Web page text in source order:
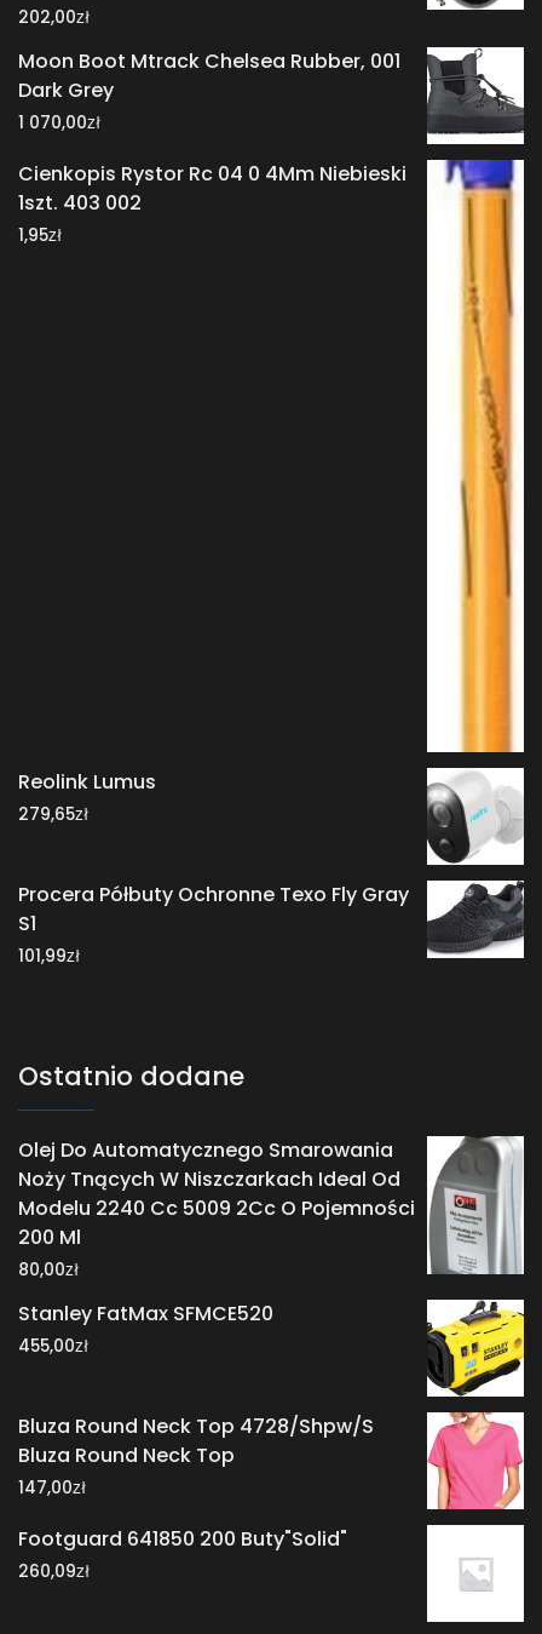
202,00zł
Moon Boot Mtrack Chelsea Rubber, 001
Dark Grey
1 070,00zł
Cienkopis Rystor Rc 04 0 4Mm Niebieski
1szt. 403 002
1,95zł
Reolink Lumus
279,65zł
Procera Półbuty Ochronne Texo Fly Gray
S1
101,99zł
Ostatnio dodane
Olej Do Automatycznego Smarowania
Noży Tnących W Niszczarkach Ideal Od
Modelu 2240 Cc 5009 2Cc O Pojemności
200 Ml
80,00zł
Stanley FatMax SFMCE520
455,00zł
Bluza Round Neck Top 4728/Shpw/S
Bluza Round Neck Top
147,00zł
Footguard 641850 200 Buty"Solid"
260,09zł